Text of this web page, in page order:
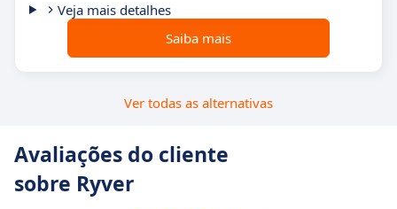
Veja mais detalhes
Saiba mais
Ver todas as alternativas
Avaliações do cliente
sobre Ryver